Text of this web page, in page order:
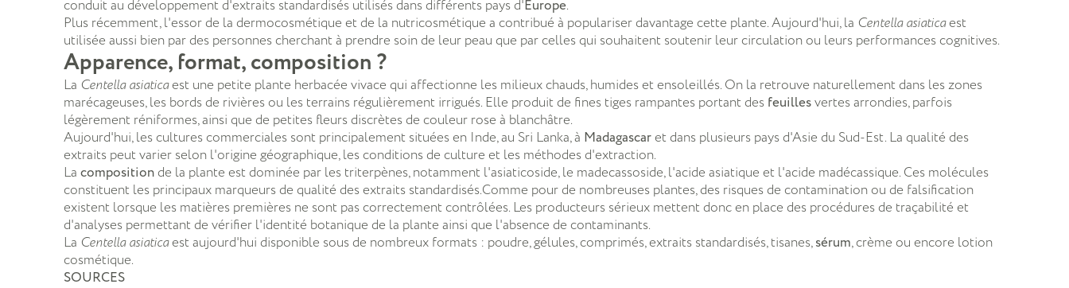
conduit au développement d'extraits standardisés utilisés dans différents pays d'Europe.
Plus récemment, l'essor de la dermocosmétique et de la nutricosmétique a contribué à populariser davantage cette plante. Aujourd'hui, la Centella asiaticaest
utilisée aussi bien par des personnes cherchant à prendre soin de leur peau que par celles qui souhaitent soutenir leur circulation ou leurs performances cognitives.
Apparence, format, composition ?
La Centella asiaticaest une petite plante herbacée vivace qui affectionne les milieux chauds, humides et ensoleillés. On la retrouve naturellement dans les zones
marécageuses, les bords de rivières ou les terrains régulièrement irrigués. Elle produit de fines tiges rampantes portant des feuillesvertes arrondies, parfois
légèrement réniformes, ainsi que de petites fleurs discrètes de couleur rose à blanchâtre.
Aujourd'hui, les cultures commerciales sont principalement situées en Inde, au Sri Lanka, à Madagascaret dans plusieurs pays d'Asie du Sud-Est. La qualité des
extraits peut varier selon l'origine géographique, les conditions de culture et les méthodes d'extraction.
La compositionde la plante est dominée par les triterpènes, notamment l'asiaticoside, le madecassoside, l'acide asiatique et l'acide madécassique. Ces molécules
constituent les principaux marqueurs de qualité des extraits standardisés.Comme pour de nombreuses plantes, des risques de contamination ou de falsification
existent lorsque les matières premières ne sont pas correctement contrôlées. Les producteurs sérieux mettent donc en place des procédures de traçabilité et
d'analyses permettant de vérifier l'identité botanique de la plante ainsi que l'absence de contaminants.
La Centella asiaticaest aujourd'hui disponible sous de nombreux formats : poudre, gélules, comprimés, extraits standardisés, tisanes,sérum, crème ou encore lotion
cosmétique.
SOURCES